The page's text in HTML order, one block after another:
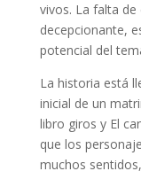
vivos. La falta
decepcionante,
potencial del
La historia está
inicial de un
libro giros y El
que los
muchos